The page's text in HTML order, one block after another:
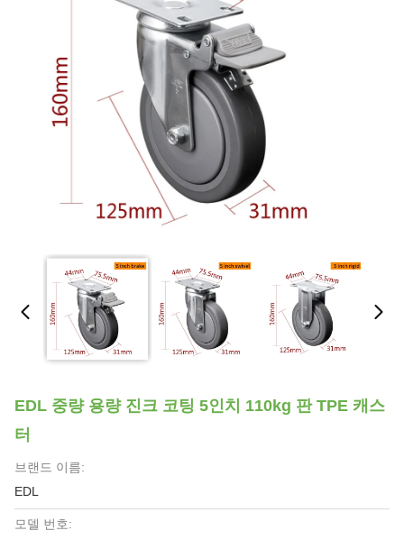
EDL 중량 용량 진크 코팅 5인치 110kg 판 TPE 캐스
터
브랜드 이름:
EDL
모델 번호: